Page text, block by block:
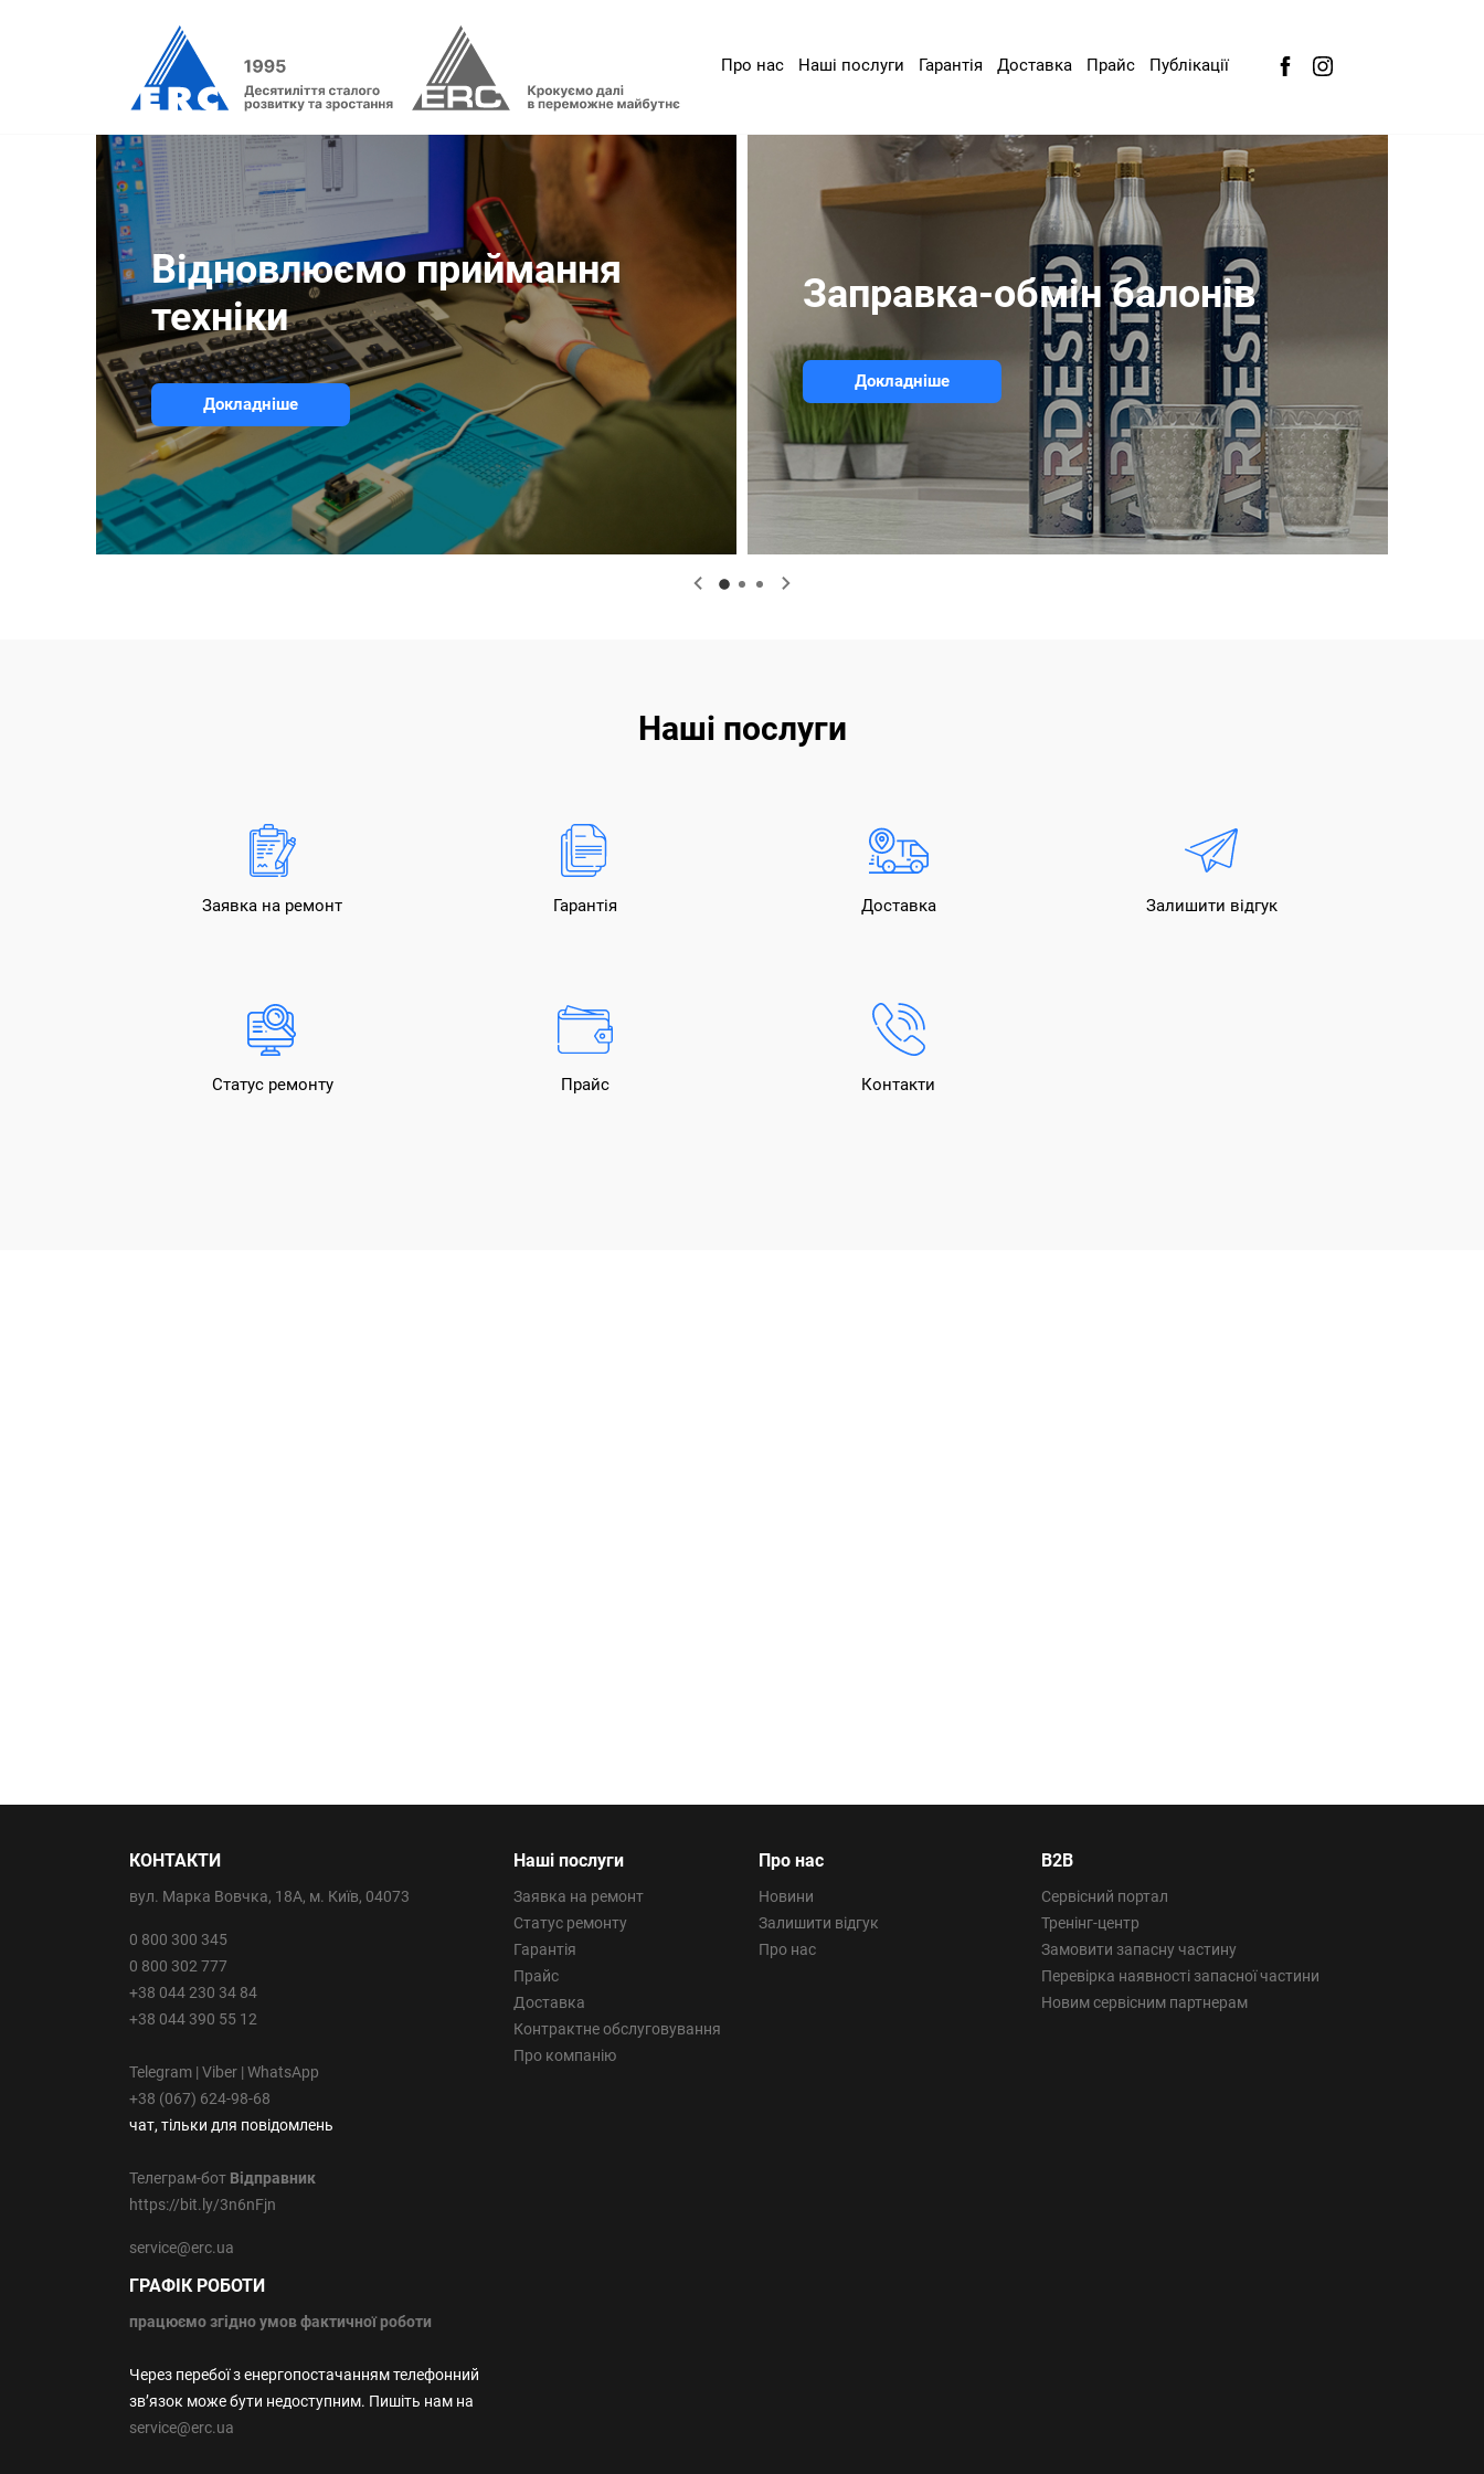
Про нас Наші послуги Гарантія Доставка Прайс Публікації
Відновлюємо приймання
техніки
Докладніше
Заправка-обмін балонів
Докладніше
Наші послуги
Заявка на ремонт Гарантія Доставка Залишити відгук
Статус ремонту Прайс Контакти
КОНТАКТИ
вул. Марка Вовчка, 18А, м. Київ, 04073
0 800 300 345
0 800 302 777
+38 044 230 34 84
+38 044 390 55 12
Telegram | Viber | WhatsApp
+38 (067) 624-98-68
чат, тільки для повідомлень
Телеграм-бот Відправник
https://bit.ly/3n6nFjn
service@erc.ua
ГРАФІК РОБОТИ
працюємозгідно умов фактичної роботи
Через перебої з енергопостачанням телефонний
зв’язок може бути недоступним. Пишіть нам на
service@erc.ua
Наші послуги
Заявка на ремонт
Статус ремонту
Гарантія
Прайс
Доставка
Контрактне обслуговування
Про компанію
Про нас
Новини
Залишити відгук
Про нас
B2B
Сервісний портал
Тренінг-центр
Замовити запасну частину
Перевірка наявності запасної частини
Новим сервісним партнерам